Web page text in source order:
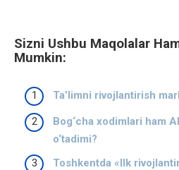
Sizni Ushbu Maqolalar
Mumkin:
Ta’limni rivojlantirish
Bog‘cha xodimlari ham
o‘tadimi?
Toshkentda «Ilk